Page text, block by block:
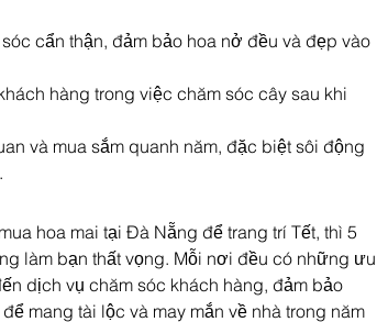
cẩn thận, đảm bảo hoa nở đều và đẹp vào
hàng trong việc chăm sóc cây sau khi
và mua sắm quanh năm, đặc biệt sôi động
hoa mai tại Đà Nẵng để trang trí Tết, thì 5
làm bạn thất vọng. Mỗi nơi đều có những ưu
dịch vụ chăm sóc khách hàng, đảm bảo
mang tài lộc và may mắn về nhà trong năm